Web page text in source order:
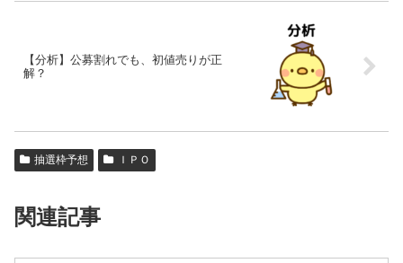
【分析】公募割れでも、初値売りが正
解？
抽選枠予想 ＩＰＯ
関連記事